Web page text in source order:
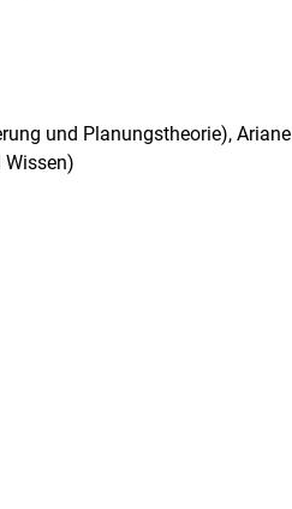
und Planungstheorie), Ariane
neues Fenster)
Link, öffnet neues Fenster)